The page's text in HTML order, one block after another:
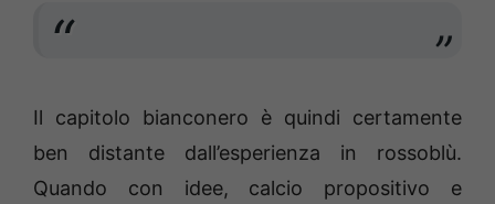
Il capitolo bianconero è quindi certamente
ben distante dall’esperienza in rossoblù.
Quando con idee, calcio propositivo e